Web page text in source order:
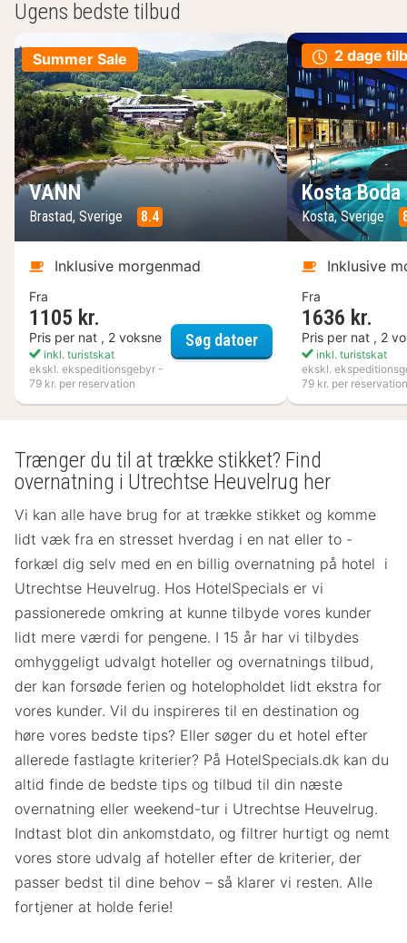
Ugens bedste tilbud
Summer Sale
VANN
Brastad, Sverige 8.4
Inklusive morgenmad
Fra
1105 kr.
Pris per nat , 2 voksne
inkl. turistskat
ekskl. ekspeditionsgebyr -
79 kr. per reservation
Søg datoerVANN
2 dage
Kosta
Kosta, Sverige
Inklusive
Fra
1636 kr.
Pris per nat , 2
inkl. turistskat
ekskl.
79 kr. per reservation
Trænger du til at trække stikket? Find
overnatning i Utrechtse Heuvelrug her
Vi kan alle have brug for at trække stikket og komme
lidt væk fra en stresset hverdag i en nat eller to -
forkæl dig selv med en en billig overnatning på hotel i
Utrechtse Heuvelrug. Hos HotelSpecials er vi
passionerede omkring at kunne tilbyde vores kunder
lidt mere værdi for pengene. I 15 år har vi tilbydes
omhyggeligt udvalgt hoteller og overnatnings tilbud,
der kan forsøde ferien og hotelopholdet lidt ekstra for
vores kunder. Vil du inspireres til en destination og
høre vores bedste tips? Eller søger du et hotel efter
allerede fastlagte kriterier? På HotelSpecials.dk kan du
altid finde de bedste tips og tilbud til din næste
overnatning eller weekend-tur i Utrechtse Heuvelrug.
Indtast blot din ankomstdato, og filtrer hurtigt og nemt
vores store udvalg af hoteller efter de kriterier, der
passer bedst til dine behov – så klarer vi resten. Alle
fortjener at holde ferie!